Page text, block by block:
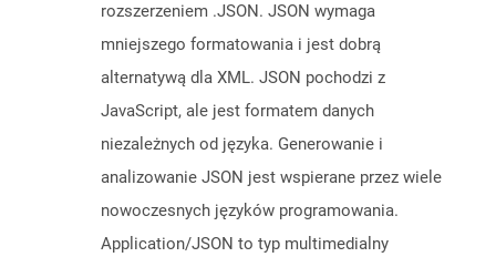
rozszerzeniem .JSON. JSON wymaga
mniejszego formatowania i jest dobrą
alternatywą dla XML. JSON pochodzi z
JavaScript, ale jest formatem danych
niezależnych od języka. Generowanie i
analizowanie JSON jest wspierane przez wiele
nowoczesnych języków programowania.
Application/JSON to typ multimedialny